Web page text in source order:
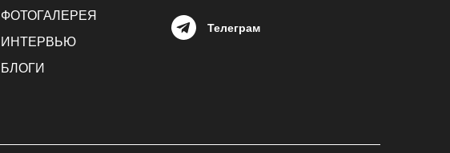
ФОТОГАЛЕРЕЯ
ИНТЕРВЬЮ
БЛОГИ
Телеграм